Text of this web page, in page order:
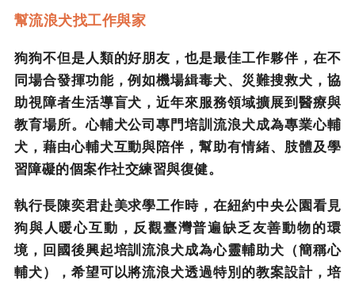
幫流浪犬找工作與家
狗狗不但是人類的好朋友，也是最佳工作夥伴，在不
同場合發揮功能，例如機場緝毒犬、災難搜救犬，協
助視障者生活導盲犬，近年來服務領域擴展到醫療與
教育場所。心輔犬公司專門培訓流浪犬成為專業心輔
犬，藉由心輔犬互動與陪伴，幫助有情緒、肢體及學
習障礙的個案作社交練習與復健。
執行長陳奕君赴美求學工作時，在紐約中央公園看見
狗與人暖心互動，反觀臺灣普遍缺乏友善動物的環
境，回國後興起培訓流浪犬成為心靈輔助犬（簡稱心
輔犬），希望可以將流浪犬透過特別的教案設計，培